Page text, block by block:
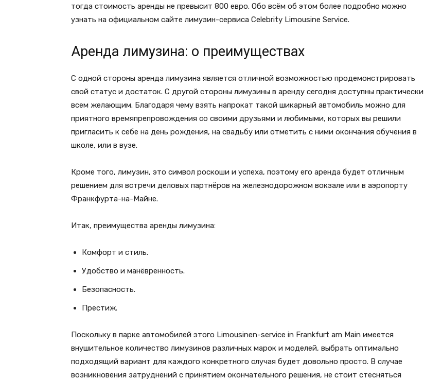
тогда стоимость аренды не превысит 800 евро. Обо всём об этом более подробно можно
узнать на официальном сайте лимузин-сервиса Celebrity Limousine Service.
Аренда лимузина: о преимуществах
С одной стороны аренда лимузина является отличной возможностью продемонстрировать
свой статус и достаток. С другой стороны лимузины в аренду сегодня доступны практически
всем желающим. Благодаря чему взять напрокат такой шикарный автомобиль можно для
приятного времяпрепровождения со своими друзьями и любимыми, которых вы решили
пригласить к себе на день рождения, на свадьбу или отметить с ними окончания обучения в
школе, или в вузе.
Кроме того, лимузин, это символ роскоши и успеха, поэтому его аренда будет отличным
решением для встречи деловых партнёров на железнодорожном вокзале или в аэропорту
Франкфурта-на-Майне.
Итак, преимущества аренды лимузина:
Комфорт и стиль.
Удобство и манёвренность.
Безопасность.
Престиж.
Поскольку в парке автомобилей этого Limousinen-service in Frankfurt am Main имеется
внушительное количество лимузинов различных марок и моделей, выбрать оптимально
подходящий вариант для каждого конкретного случая будет довольно просто. В случае
возникновения затруднений с принятием окончательного решения, не стоит стесняться